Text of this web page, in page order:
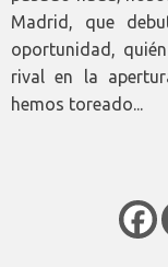
Madrid, que
oportunidad,
rival en la
hemos toreado...